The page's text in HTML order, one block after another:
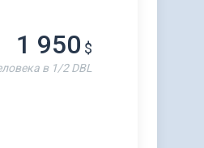
1 950 $
в 1/2 DBL